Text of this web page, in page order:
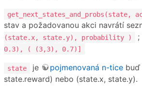
get_next_states_and_probs(state,
stav a požadovanou akci navrátí
(state.x, state.y), probability )
;
0.3), ( (3,3), 0.7)]
state je pojmenovaná n-tice buď
state.reward) nebo (state.x, state.y).